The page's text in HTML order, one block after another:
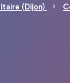
(Dijon)